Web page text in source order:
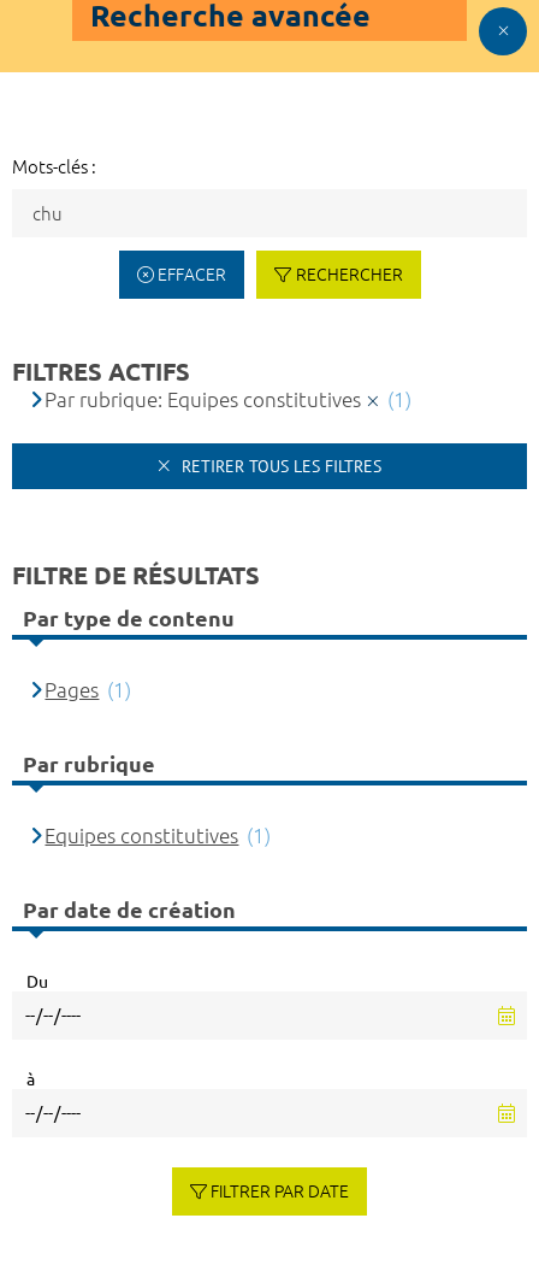
Recherche avancée
Mots-clés :
EFFACER RECHERCHER
FILTRES ACTIFS
Par rubrique: Equipes constitutives (1)
RETIRER TOUS LES FILTRES
FILTRE DE RÉSULTATS
Par type de contenu
Pages (1)
Par rubrique
Equipes constitutives (1)
Par date de création
Du
à
FILTRER PAR DATE